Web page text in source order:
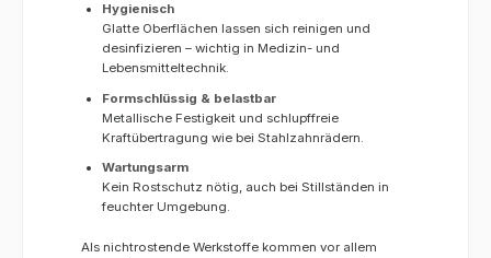
Hygienisch
Glatte Oberflächen lassen sich reinigen und
desinfizieren – wichtig in Medizin- und
Lebensmitteltechnik.
Form­schlüssig & belastbar
Metallische Festigkeit und schlupffreie
Kraftübertragung wie bei Stahlzahnrädern.
Wartungsarm
Kein Rostschutz nötig, auch bei Stillständen in
feuchter Umgebung.
Als nichtrostende Werkstoffe kommen vor allem